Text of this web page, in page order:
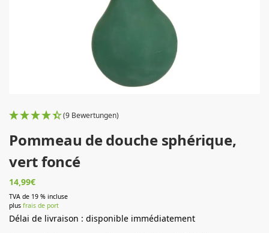
(9 Bewertungen)
Pommeau de douche sphérique,
vert foncé
14,99€
TVA de 19 % incluse
plus frais de port
Délai de livraison : disponible immédiatement